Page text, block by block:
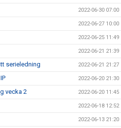
2022-06-30 07:00
2022-06-27 10:00
2022-06-25 11:49
2022-06-21 21:39
serieledning 2022-06-21 21:27
2022-06-20 21:30
vecka 2 2022-06-20 11:45
2022-06-18 12:52
2022-06-13 21:20